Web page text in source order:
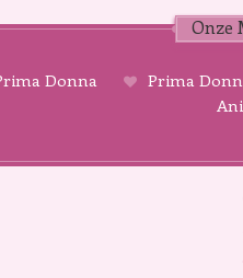
Onze
Donna Prima